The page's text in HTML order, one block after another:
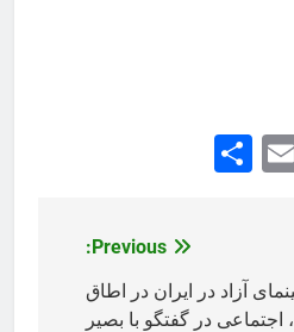
Email
Previous:
آزاد در ایران در اطاق
در گفتگو با بصیر